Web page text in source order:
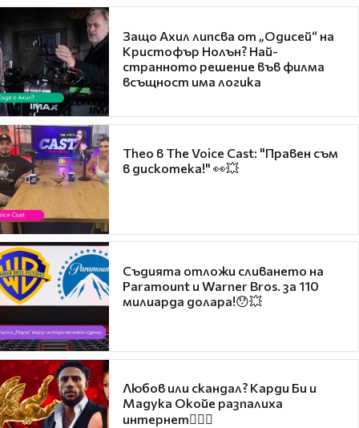
Защо Ахил липсва от „Одисей“ на
Кристофър Нолън? Най-
странното решение във филма
всъщност има логика
Theo в The Voice Cast: "Правен съм
в дискотека!" 👀💥
Съдията отложи сливането на
Paramount и Warner Bros. за 110
милиарда долара!😯💥
Любов или скандал? Карди Би и
Мадука Окойе разпалиха
интернет❤️‍🔥🔥